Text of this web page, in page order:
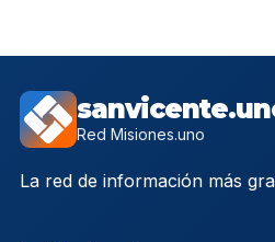
Red Misiones.uno
La red de información más